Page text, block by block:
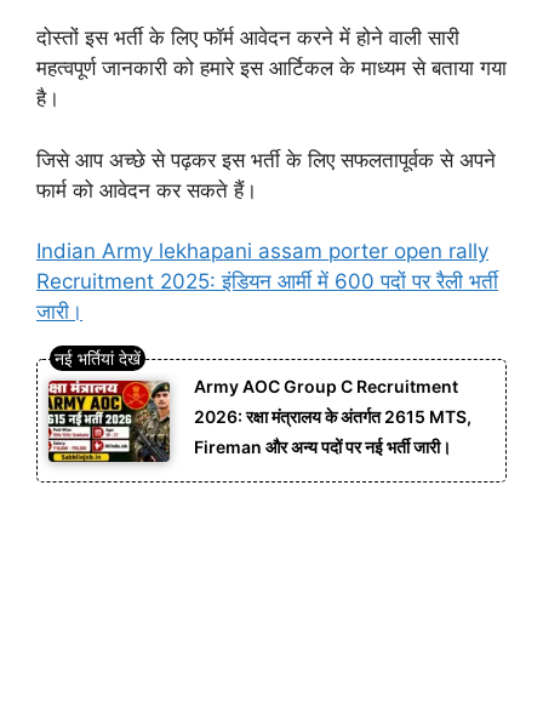
दोस्तों इस भर्ती के लिए फॉर्म आवेदन करने में होने वाली सारी
महत्वपूर्ण जानकारी को हमारे इस आर्टिकल के माध्यम से बताया गया
है।
जिसे आप अच्छे से पढ़कर इस भर्ती के लिए सफलतापूर्वक से अपने
फार्म को आवेदन कर सकते हैं।
Indian Army lekhapani assam porter open rally
Recruitment 2025: इंडियन आर्मी में 600 पदों पर रैली भर्ती
जारी।
Army AOC Group C Recruitment
2026: रक्षा मंत्रालय के अंतर्गत 2615 MTS,
Fireman और अन्य पदों पर नई भर्ती जारी।